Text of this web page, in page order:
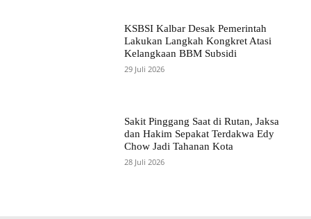
KSBSI Kalbar Desak Pemerintah
Lakukan Langkah Kongkret Atasi
Kelangkaan BBM Subsidi
29 Juli 2026
Sakit Pinggang Saat di Rutan, Jaksa
dan Hakim Sepakat Terdakwa Edy
Chow Jadi Tahanan Kota
28 Juli 2026